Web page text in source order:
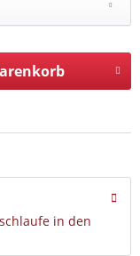
in den